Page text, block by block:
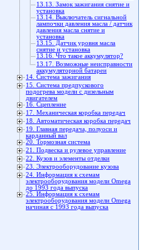
13.13. Замок зажигания снятие и
установка
13.14. Выключатель сигнальной
лампочки давления масла / датчик
давления масла снятие и
установка
13.15. Датчик уровня масла
снятие и установка
13.16. Что такое аккумулятор?
13.17. Возможные неисправности
аккумуляторной батареи
14. Система зажигания
15. Система предпускового
подогрева модели с дизельным
двигателем
16. Сцепление
17. Механическая коробка передач
18. Автоматическая коробка передач
19. Главная передача, полуоси и
карданный вал
20. Тормозная система
21. Подвеска и рулевое управление
22. Кузов и элементы отделки
23. Электрооборудование кузова
24. Информация к схемам
электрооборудования модели Omega
до 1993 года выпуска
25. Информация к схемам
электрооборудования модели Omega
начиная с 1993 года выпуска